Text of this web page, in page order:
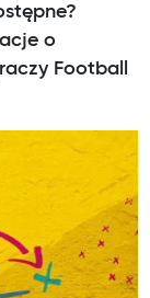
o
Football